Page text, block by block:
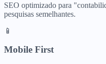
SEO optimizado para "
pesquisas semelhantes.
📱
Mobile First